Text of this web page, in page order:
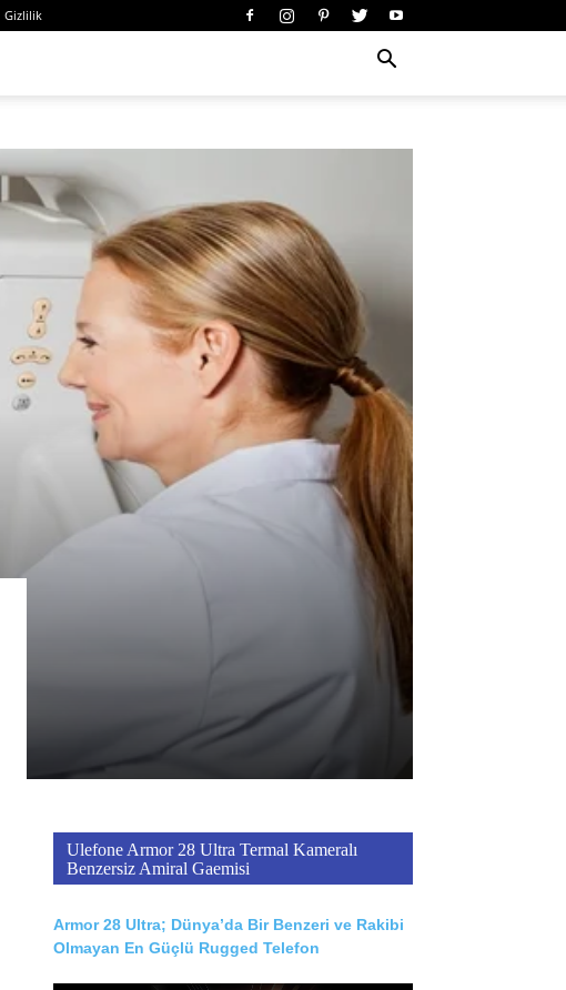
Gizlilik
Ulefone Armor 28 Ultra Termal Kameralı
Benzersiz Amiral Gaemisi
Armor 28 Ultra; Dünya’da Bir Benzeri ve Rakibi
Olmayan En Güçlü Rugged Telefon